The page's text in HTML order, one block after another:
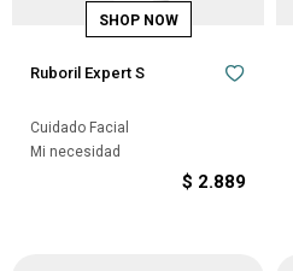
Ruboril Expert S
Cuidado Facial
Mi necesidad
$ 2.889